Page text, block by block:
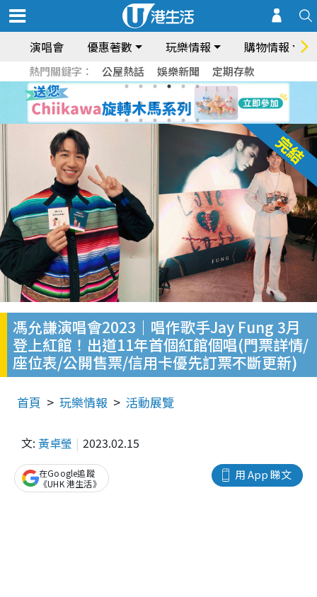
演唱會 優惠著數 玩樂情報 購物情報
熱門關鍵字： 公屋熱話 娛樂新聞 定期存款
馮允謙演唱會2023｜唱作歌手Jay Fung 3月
登上紅館！出道11年首個紅館個唱(門票詳情/
座位表/公開售票/信用卡優先訂票不斷更新)
首頁 玩樂情報 活動展覽
文: 黃卓瑩 2023.02.15
用 App 睇文
在Google追蹤
《UHK 港生活》